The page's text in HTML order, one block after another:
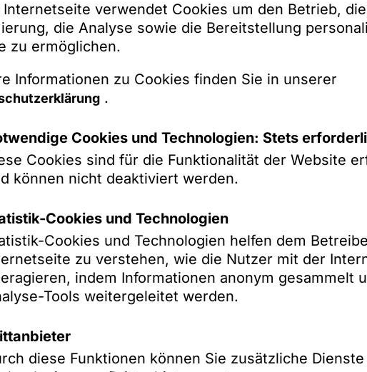
Internetseite verwendet Cookies um den Betrieb, die
die Analyse sowie die Bereitstellung
zu ermöglichen.
Informationen zu Cookies finden Sie in unserer
.
Cookies und Technologien: Stets
Cookies sind für die Funktionalität der Website
können nicht deaktiviert werden.
Cookies und Technologien
Cookies und Technologien helfen dem
zu verstehen, wie die Nutzer mit der
indem Informationen anonym gesammelt
Tools weitergeleitet werden.
diese Funktionen können Sie zusätzliche Dienste